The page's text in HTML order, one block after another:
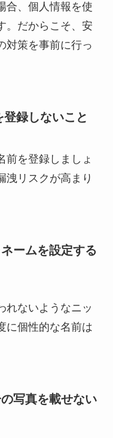
合、個人情報を使
。だからこそ、安
対策を事前に行っ
録しないこと
前を登録しましょ
洩リスクが高まり
ームを設定する
れないようなニッ
に個性的な名前は
写真を載せない